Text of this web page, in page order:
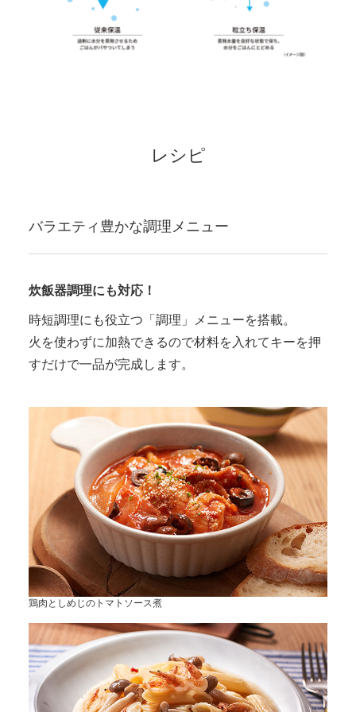
レシピ
バラエティ豊かな調理メニュー
炊飯器調理にも対応！
時短調理にも役立つ「調理」メニューを搭載。
火を使わずに加熱できるので材料を入れてキーを押
すだけで一品が完成します。
鶏肉としめじのトマトソース煮